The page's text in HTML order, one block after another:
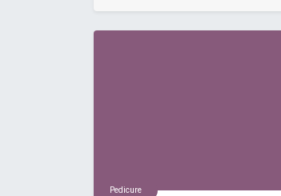
Pedicure